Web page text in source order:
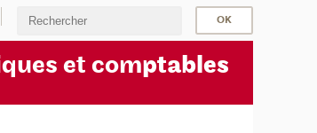
et comptables